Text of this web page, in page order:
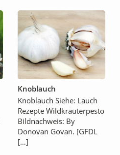
Knoblauch
Knoblauch Siehe: Lauch
Rezepte Wildkräuterpesto
Bildnachweis: By
Donovan Govan. [GFDL
[…]